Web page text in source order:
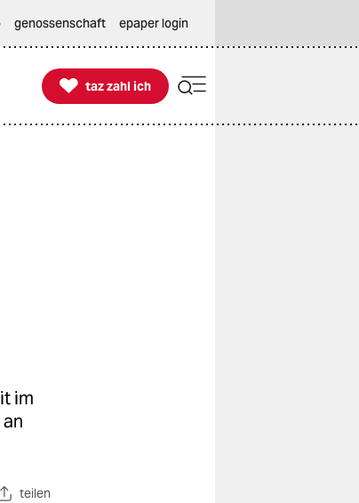
genossenschaft epaper login

taz zahl ich
taz zahl ich
im
teilen